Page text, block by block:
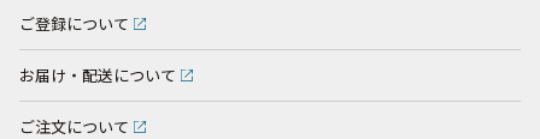
ご登録について
お届け・配送について
ご注文について